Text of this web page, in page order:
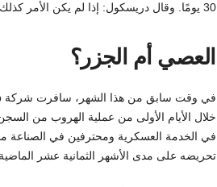
30 يومًا. وقال دريسكول: إذا لم يكن الأمر كذلك، “فإننا نفشل”.
العصي أم الجزر؟
خلال الأيام الأولى من عملية الهروب من
في الخدمة العسكرية ومحترفين في الصناعة
تحريضه على مدى الأشهر الثمانية عشر الماضية.